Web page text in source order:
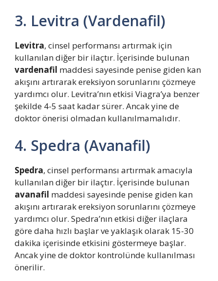
3. Levitra (Vardenafil)
Levitra, cinsel performansı artırmak için
kullanılan diğer bir ilaçtır. İçerisinde bulunan
vardenafil maddesi sayesinde penise giden kan
akışını artırarak ereksiyon sorunlarını çözmeye
yardımcı olur. Levitra’nın etkisi Viagra’ya benzer
şekilde 4-5 saat kadar sürer. Ancak yine de
doktor önerisi olmadan kullanılmamalıdır.
4. Spedra (Avanafil)
Spedra, cinsel performansı artırmak amacıyla
kullanılan diğer bir ilaçtır. İçerisinde bulunan
avanafil maddesi sayesinde penise giden kan
akışını artırarak ereksiyon sorunlarını çözmeye
yardımcı olur. Spedra’nın etkisi diğer ilaçlara
göre daha hızlı başlar ve yaklaşık olarak 15-30
dakika içerisinde etkisini göstermeye başlar.
Ancak yine de doktor kontrolünde kullanılması
önerilir.